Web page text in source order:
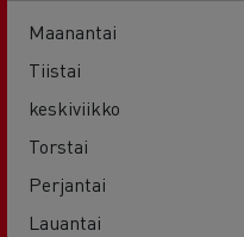
Maanantai
Tiistai
keskiviikko
Torstai
Perjantai
Lauantai